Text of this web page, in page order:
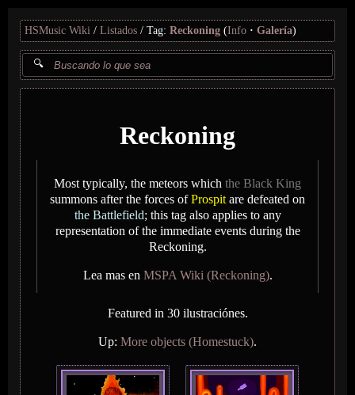
HSMusic Wiki Listados Tag: Reckoning (Info Galería)
Reckoning
Most typically, the meteors which the Black King
summons after the forces ofProspit are defeated on
the Battlefield; this tag also applies to any
representation of the immediate events during the
Reckoning.
Lea mas en MSPA Wiki (Reckoning).
Featured in 30 ilustraciónes.
Up: More objects (Homestuck).